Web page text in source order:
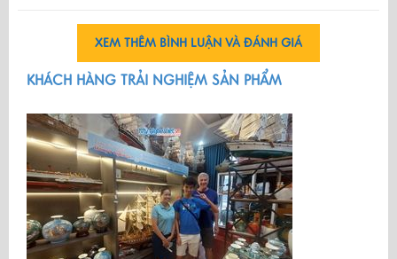
XEM THÊM BÌNH LUẬN VÀ ĐÁNH GIÁ
KHÁCH HÀNG TRẢI NGHIỆM SẢN PHẨM